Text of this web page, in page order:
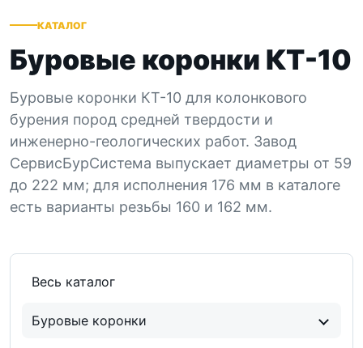
КАТАЛОГ
Буровые коронки КТ-10
Буровые коронки КТ-10 для колонкового
бурения пород средней твердости и
инженерно-геологических работ. Завод
СервисБурСистема выпускает диаметры от 59
до 222 мм; для исполнения 176 мм в каталоге
есть варианты резьбы 160 и 162 мм.
Весь каталог
Буровые коронки